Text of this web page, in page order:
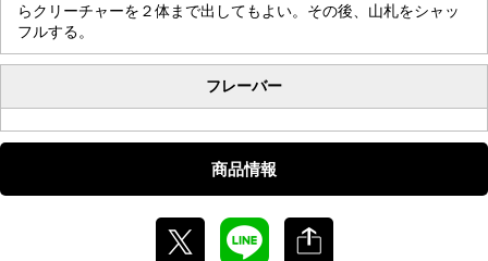
らクリーチャーを２体まで出してもよい。その後、山札をシャッ
フルする。
フレーバー
商品情報